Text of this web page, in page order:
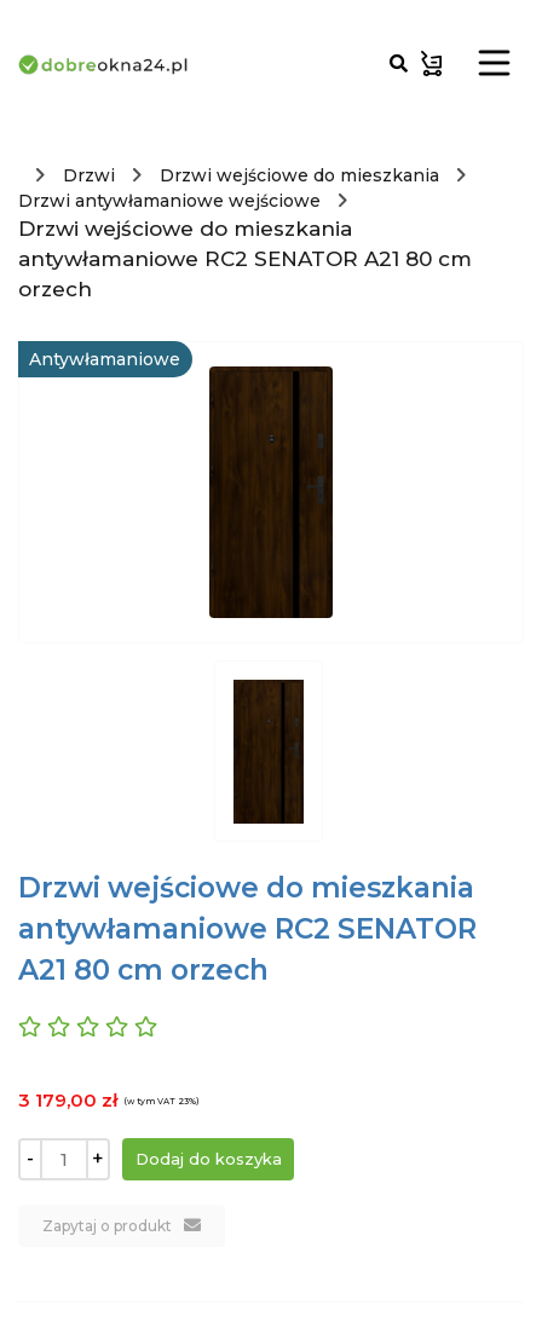
Drzwi
Drzwi wejściowe do mieszkania
Drzwi antywłamaniowe wejściowe
Drzwi wejściowe do mieszkania
antywłamaniowe RC2 SENATOR A21 80 cm
orzech
Antywłamaniowe
Drzwi wejściowe do mieszkania
antywłamaniowe RC2 SENATOR
A21 80 cm orzech
3 179,00 zł (w tym VAT 23%)
- +
Zapytaj o produkt